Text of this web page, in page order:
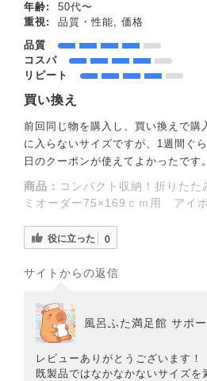
年齢:
50代〜
重視:
品質・性能, 価格
品質
コスパ
リピート
買い換え
前回同じ物を購入し、買い換えで購
に入らないサイズですが、1週間ぐ
日のクーポンが使えてよかったです。
商品： コンパクト収納！折りた
ミオーダー75×169ｃｍ用 アイ
役に立った 0
サイトからの返信
風呂ふた満足館 サポ
レビューありがとうございます！
既製品ではなかなかないサイズを